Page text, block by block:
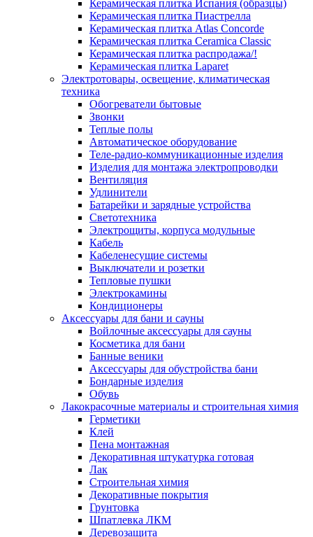
Керамическая плитка Испания (образцы)
Керамическая плитка Пиастрелла
Керамическая плитка Atlas Concorde
Керамическая плитка Ceramica Classic
Керамическая плитка распродажа/!
Керамическая плитка Laparet
Электротовары, освещение, климатическая
техника
Обогреватели бытовые
Звонки
Теплые полы
Автоматическое оборудование
Теле-радио-коммуникационные изделия
Изделия для монтажа электропроводки
Вентиляция
Удлинители
Батарейки и зарядные устройства
Светотехника
Электрощиты, корпуса модульные
Кабель
Кабеленесущие системы
Выключатели и розетки
Тепловые пушки
Электрокамины
Кондиционеры
Аксессуары для бани и сауны
Войлочные аксессуары для сауны
Косметика для бани
Банные веники
Аксессуары для обустройства бани
Бондарные изделия
Обувь
Лакокрасочные материалы и строительная химия
Герметики
Клей
Пена монтажная
Декоративная штукатурка готовая
Лак
Строительная химия
Декоративные покрытия
Грунтовка
Шпатлевка ЛКМ
Деревозащита